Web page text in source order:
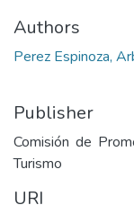
Authors
Perez Espinoza,
Publisher
Comisión de
Turismo
URI